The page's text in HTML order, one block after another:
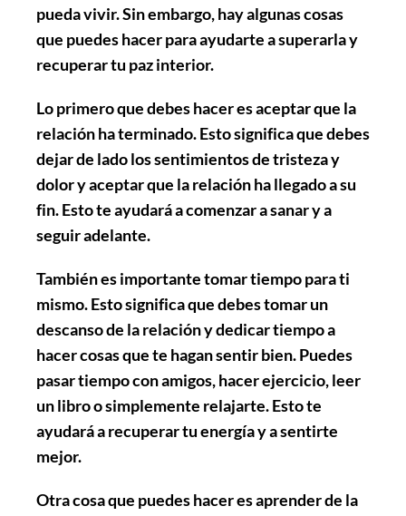
pueda vivir. Sin embargo, hay algunas cosas
que puedes hacer para ayudarte a superarla y
recuperar tu paz interior.
Lo primero que debes hacer esaceptarque la
relación ha terminado. Esto significa que debes
dejar de lado los sentimientos de tristeza y
dolor y aceptar que la relación ha llegado a su
fin. Esto te ayudará a comenzar a sanar y a
seguir adelante.
También es importantetomar tiempo para ti
mismo. Esto significa que debes tomar un
descanso de la relación y dedicar tiempo a
hacer cosas que te hagan sentir bien. Puedes
pasar tiempo con amigos, hacer ejercicio, leer
un libro o simplemente relajarte. Esto te
ayudará a recuperar tu energía y a sentirte
mejor.
Otra cosa que puedes hacer esaprender de la